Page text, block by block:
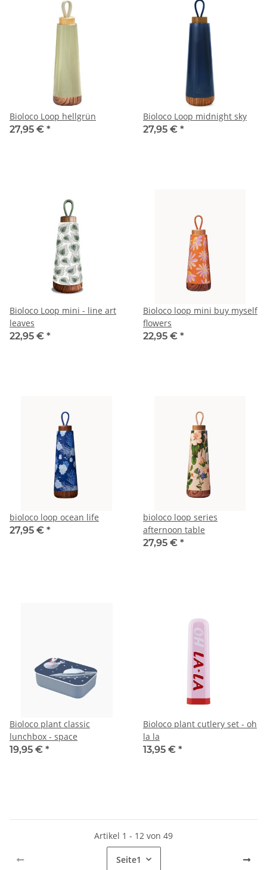
Bioloco Loop hellgrün
27,95 € *
Bioloco Loop midnight sky
27,95 € *
Bioloco Loop mini - line art
leaves
22,95 € *
Bioloco loop mini buy myself
flowers
22,95 € *
bioloco loop ocean life
27,95 € *
bioloco loop series
afternoon table
27,95 € *
Bioloco plant classic
lunchbox - space
19,95 € *
Bioloco plant cutlery set - oh
la la
13,95 € *
Artikel 1 - 12 von 49
Seite1